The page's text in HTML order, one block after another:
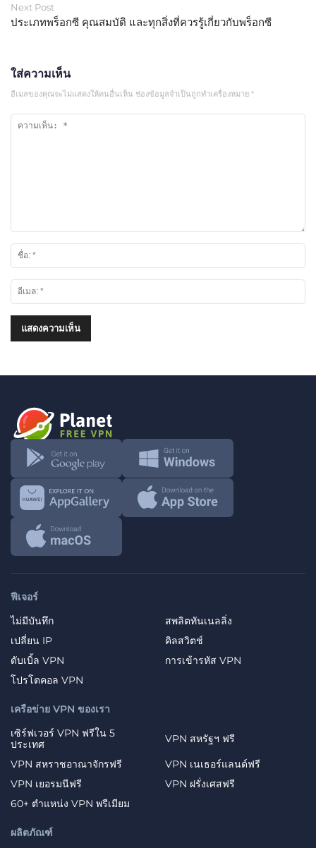
Next Post
ประเภทพร็อกซี คุณสมบัติ และทุกสิ่งที่ควรรู้เกี่ยวกับพร็อกซี
ใส่ความเห็น
อีเมลของคุณจะไม่แสดงให้คนอื่นเห็น ช่องข้อมูลจำเป็นถูกทำเครื่องหมาย *
ฟีเจอร์
ไม่มีบันทึก
สพลิตทันเนลลิ่ง
เปลี่ยน IP
คิลสวิตช์
ดับเบิ้ล VPN
การเข้ารหัส VPN
โปรโตคอล VPN
ผลิตภัณฑ์
เครือข่าย VPN ของเรา
เซิร์ฟเวอร์ VPN ฟรีใน 5
ประเทศ
VPN สหรัฐฯ ฟรี
VPN สหราชอาณาจักรฟรี
VPN เนเธอร์แลนด์ฟรี
VPN เยอรมนีฟรี
VPN ฝรั่งเศสฟรี
60+ ตำแหน่ง VPN พรีเมียม